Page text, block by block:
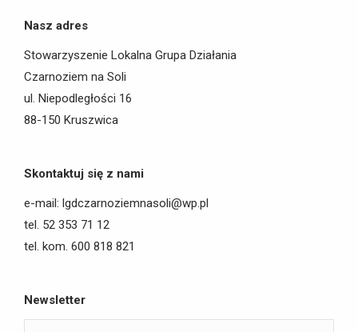
Nasz adres
Stowarzyszenie Lokalna Grupa Działania
Czarnoziem na Soli
ul. Niepodległości 16
88-150 Kruszwica
Skontaktuj się z nami
e-mail: lgdczarnoziemnasoli@wp.pl
tel. 52 353 71 12
tel. kom. 600 818 821
Newsletter